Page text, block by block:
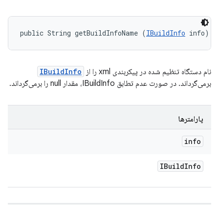
public String getBuildInfoName (IBuildInfo info)
نام دستگاه تنظیم شده در پیکربندی xml را از IBuildInfo
برمی‌گرداند. در صورت عدم تطابق IBuildInfo، مقدار null را برمی‌گرداند.
پارامترها
info
IBuildInfo